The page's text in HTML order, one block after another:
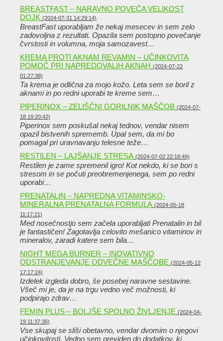
BREASTFAST – NARAVNO POVEČA VELIKOST
DOJK (2024-07-31 14:29:14)
BreastFast uporabljam že nekaj mesecev in sem zelo
zadovoljna z rezultati. Opazila sem postopno povečanje
čvrstosti in volumna, moja samozavest…
KREMA PROTI AKNAM REVAMIN – UČINKOVITA
POMOČ PRI NAPREDOVALIH AKNAH (2024-07-22
01:27:38)
Ta krema je odlična za mojo kožo. Leta sem se boril z
aknami in po redni uporabi te kreme sem…
PIPERINOX – ZELIŠČNI GORILNIK MAŠČOB (2024-07-
18 19:20:42)
Piperinox sem poskušal nekaj tednov, vendar nisem
opazil bistvenih sprememb. Upal sem, da mi bo
pomagal pri uravnavanju telesne teže…
RESTILEN – LAJŠANJE STRESA (2024-07-02 22:18:49)
Restilen je zame spremenil igro! Kot nekdo, ki se bori s
stresom in se počuti preobremenjenega, sem po redni
uporabi…
PRENATALIN – NAPREDNA VITAMINSKO-
MINERALNA PRENATALNA FORMULA (2024-05-18
11:17:21)
Med nosečnostjo sem začela uporabljati Prenatalin in bil
je fantastičen! Zagotavlja celovito mešanico vitaminov in
mineralov, zaradi katere sem bila…
NIGHT MEGA BURNER – INOVATIVNO
ODSTRANJEVANJE ODVEČNE MAŠČOBE (2024-05-12
17:17:24)
Izdelek izgleda dobro, še posebej naravne sestavine.
Všeč mi je, da je na trgu vedno več možnosti, ki
podpirajo zdrav…
FEMIN PLUS – BOLJŠE SPOLNO ŽIVLJENJE (2024-04-
19 11:37:36)
Vse skupaj se sliši obetavno, vendar dvomim o njegovi
učinkovitosti. Vedno sem previden do dodatkov, ki